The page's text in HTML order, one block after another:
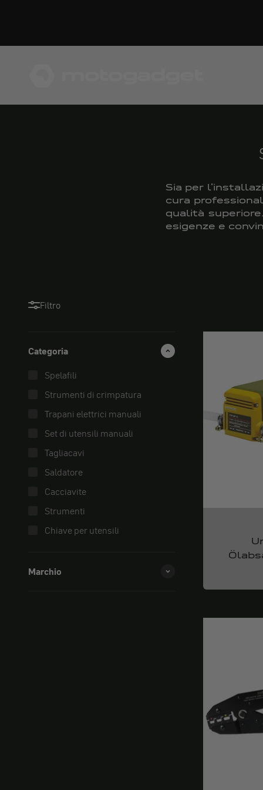
Sia per
cura
qualità
esigenze e
Filtro
Categoria
Spelafili
Strumenti di crimpatura
Trapani elettrici manuali
Set di utensili manuali
Tagliacavi
Saldatore
Cacciavite
Strumenti
Chiave per utensili
Marchio